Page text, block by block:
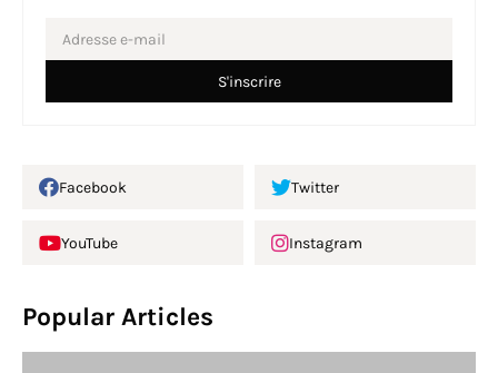
Facebook Twitter
YouTube Instagram
Popular Articles